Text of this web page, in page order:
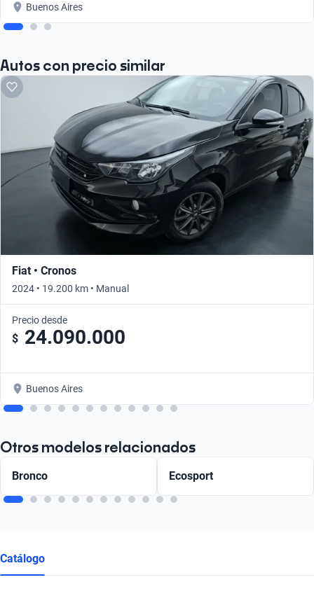
Buenos Aires
Autos con precio similar
Fiat • Cronos
2024 • 19.200 km • Manual
Precio desde
$ 24.090.000
Buenos Aires
Otros modelos relacionados
Bronco Ecosport
Catálogo